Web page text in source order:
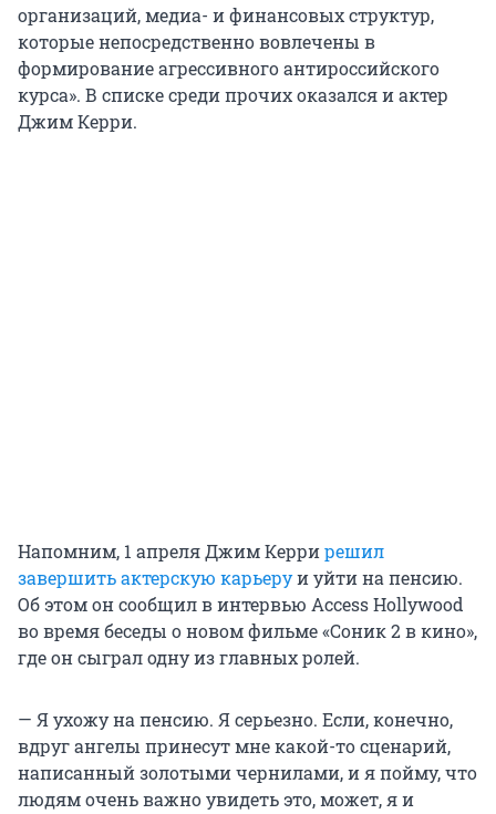
организаций, медиа- и финансовых структур,
которые непосредственно вовлечены в
формирование агрессивного антироссийского
курса». В списке среди прочих оказался и актер
Джим Керри.
Напомним, 1 апреля Джим Керрирешил
завершить актерскую карьеруи уйти на пенсию.
Об этом он сообщил в интервью Access Hollywood
во время беседы о новом фильме «Соник 2 в кино»,
где он сыграл одну из главных ролей.
— Я ухожу на пенсию. Я серьезно. Если, конечно,
вдруг ангелы принесут мне какой-то сценарий,
написанный золотыми чернилами, и я пойму, что
людям очень важно увидеть это, может, я и